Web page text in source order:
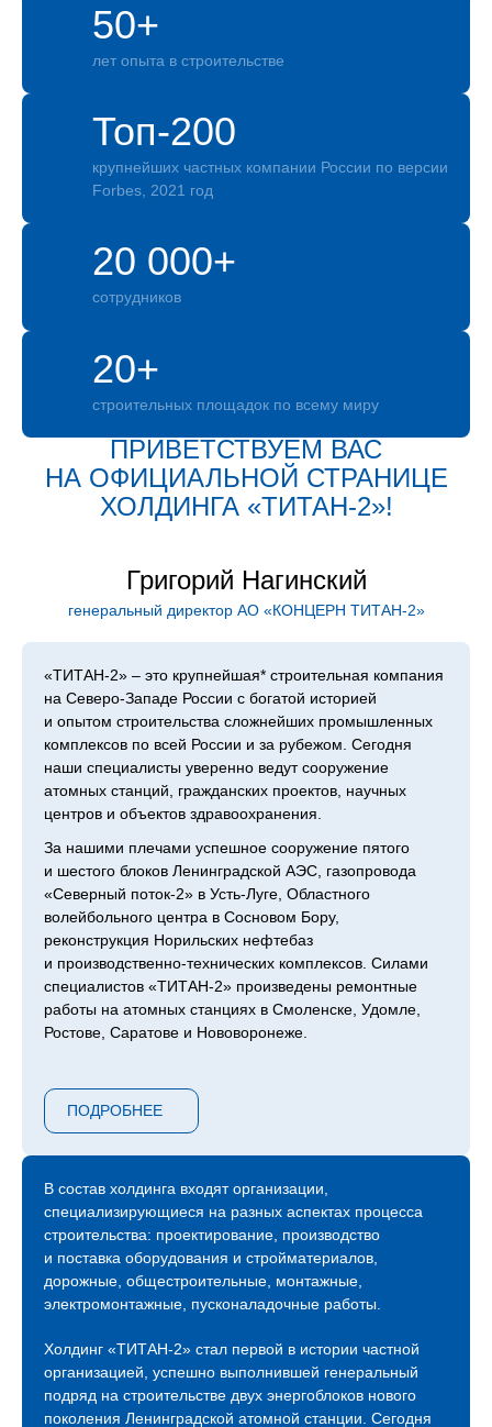
20 000+
сотрудников
20+
строительных площадок по всему миру
50+
лет опыта в строительстве
Топ-200
крупнейших частных компании России по версии
Forbes, 2021 год
ПРИВЕТСТВУЕМ ВАС
НА ОФИЦИАЛЬНОЙ СТРАНИЦЕ
ХОЛДИН­ГА «ТИТАН‑2»!
Григорий Нагинский
генеральный директор АО «КОНЦЕРН ТИТАН‑2»
«ТИТАН‑2» – это крупнейшая* строительная компания
на Северо-Западе России с богатой историей
и опытом строительства сложнейших промышленных
комплексов по всей России и за рубежом. Сегодня
наши специалисты уверенно ведут сооружение
атомных станций, гражданских проектов, научных
центров и объектов здравоохранения.
За нашими плечами успешное сооружение пятого
и шестого блоков Ленинградской АЭС, газопровода
«Северный поток-2» в Усть-Луге, Областного
волейбольного центра в Сосновом Бору,
реконструкция Норильских нефтебаз
и производственно-технических комплексов. Силами
специалистов «ТИТАН‑2» произведены ремонтные
работы на атомных станциях в Смоленске, Удомле,
Ростове, Саратове и Нововоронеже.
очереди ЛАЭС – 7 и 8 блоков, градирни второго
энергоблока Курской АЭС, инновационный проект
ОДЭК «Прорыв» с реактором на быстрых нейтронах
в Северске, Центра коллективного пользования
«Сибирский кольцевой источник фотонов»
С 2015 года холдинг «ТИТАН‑2» присутствует
на международной арене атомных строек и на
сегодняшний день мы являемся генеральными
АЭС «Аккую» в Турции, АЭС «Эль-Дабаа» в Египте,
АЭС «Пакш-2» в Венгрии.
Компания растет, активно развивается и продолжает
ПОДРОБНЕЕ
В состав холдинга входят организации,
специализирующиеся на разных аспектах процесса
строительства: проектирование, производство
и поставка оборудования и стройматериалов,
дорожные, общестроительные, монтажные,
электромонтажные, пусконаладочные работы.
Холдинг «ТИТАН‑2» стал первой в истории частной
организацией, успешно выполнившей генеральный
подряд на строительстве двух энергоблоков нового
поколения Ленинградской атомной станции. Сегодня